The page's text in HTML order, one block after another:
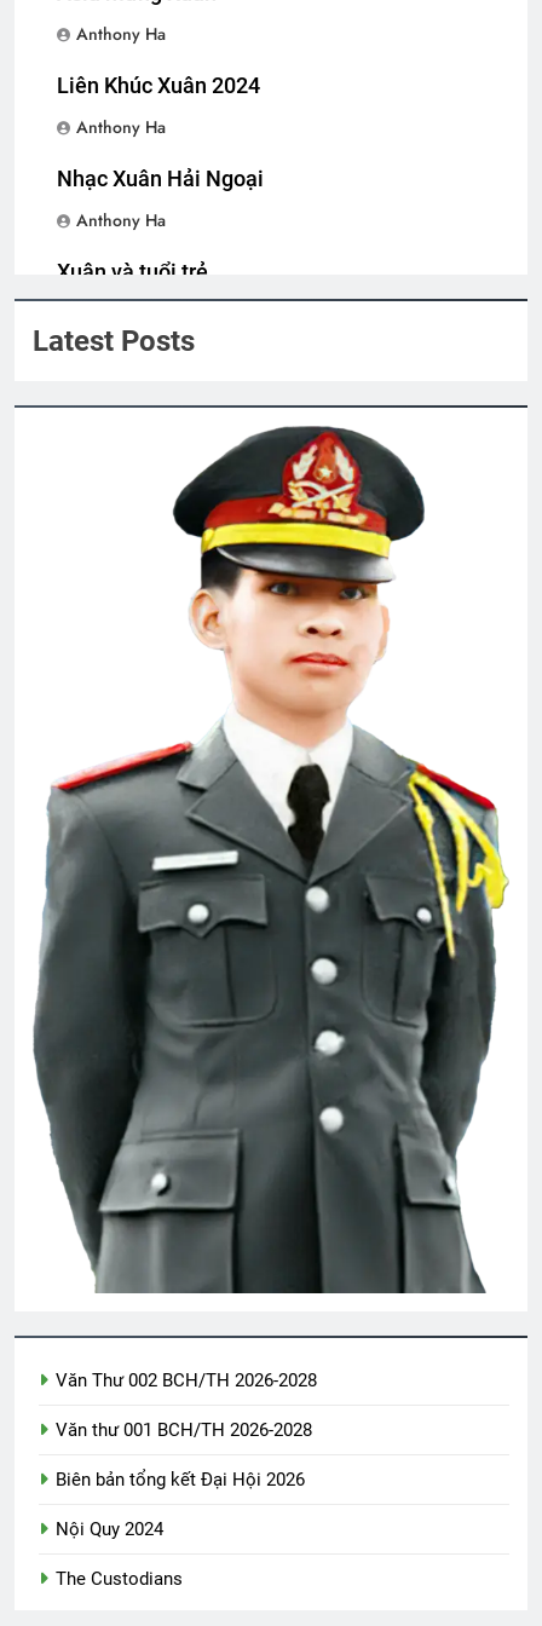
2 Years Ago
3 Years Ago
Cựu SVSQ Nguyễn Văn Hậu K16
3 Years Ago
Album 3
3 Years Ago
Tiểu Đoàn 2 TQLC VNCH
2 Years Ago
MÙA XUÂN MUỐN NÓI
3 Years Ago
English For Today book 6
1 Year Ago
Xuân Đất Khách
2 Years Ago
EM ĐÃ ĐẾN
Tâm sự Nguyễn Đức Thạch K24
2 Years Ago
CTBCTY Tập II chương 22
Thông báo quà lưu niệm
2 Years Ago
3 Years Ago
Anthony Ha
Liên Khúc Xuân 2024
Anthony Ha
Nhạc Xuân Hải Ngoại
Anthony Ha
Xuân và tuổi trẻ
Latest Posts
Văn Thư 002 BCH/TH 2026-2028
Văn thư 001 BCH/TH 2026-2028
Biên bản tổng kết Đại Hội 2026
Nội Quy 2024
The Custodians